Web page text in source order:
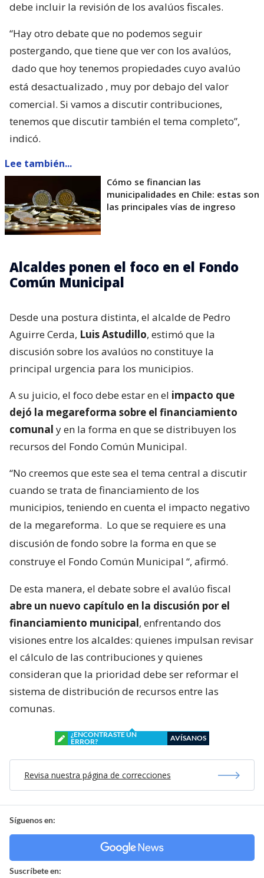
debe incluir la revisión de los avalúos fiscales.
“Hay otro debate que no podemos seguir
postergando, que tiene que ver con los avalúos,
dado que hoy tenemos propiedades cuyo avalúo
está desactualizado , muy por debajo del valor
comercial. Si vamos a discutir contribuciones,
tenemos que discutir también el tema completo”,
indicó.
Lee también...
Cómo se financian las
municipalidades en Chile: estas son
las principales vías de ingreso
Alcaldes ponen el foco en el Fondo
Común Municipal
Desde una postura distinta, el alcalde de Pedro
Aguirre Cerda, Luis Astudillo, estimó que la
discusión sobre los avalúos no constituye la
principal urgencia para los municipios.
A su juicio, el foco debe estar en el impacto que
dejó la megareforma sobre el financiamiento
comunal y en la forma en que se distribuyen los
recursos del Fondo Común Municipal.
“No creemos que este sea el tema central a discutir
cuando se trata de financiamiento de los
municipios, teniendo en cuenta el impacto negativo
de la megareforma. Lo que se requiere es una
discusión de fondo sobre la forma en que se
construye el Fondo Común Municipal “, afirmó.
De esta manera, el debate sobre el avalúo fiscal
abre un nuevo capítulo en la discusión por el
financiamiento municipal, enfrentando dos
visiones entre los alcaldes: quienes impulsan revisar
el cálculo de las contribuciones y quienes
consideran que la prioridad debe ser reformar el
sistema de distribución de recursos entre las
comunas.
¿ENCONTRASTE UN
ERROR?
AVÍSANOS
Revisa nuestra página de correcciones
Síguenos en:
Suscríbete en: